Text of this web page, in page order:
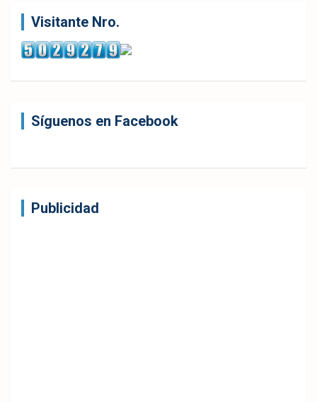
entradas
Visitante Nro.
Síguenos en Facebook
Publicidad